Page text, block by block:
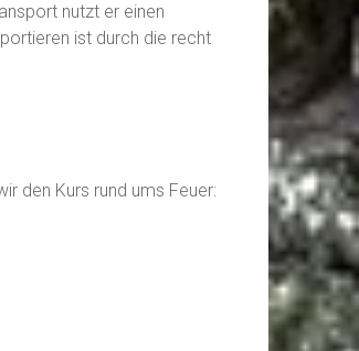
nutzt er einen
ist durch die recht
den Kurs rund ums Feuer: